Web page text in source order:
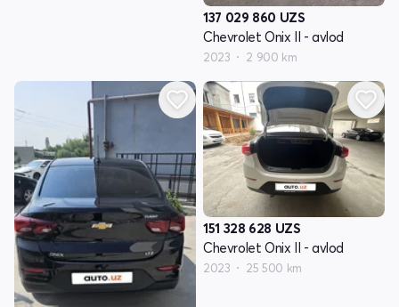
137 029 860 UZS
Chevrolet Onix II - avlod
2023 2 900 km
151 328 628 UZS
Chevrolet Onix II - avlod
2023 25 500 km